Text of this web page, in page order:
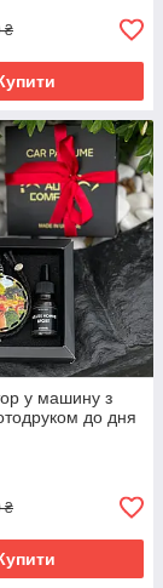
₴
у машину з
до дня
₴